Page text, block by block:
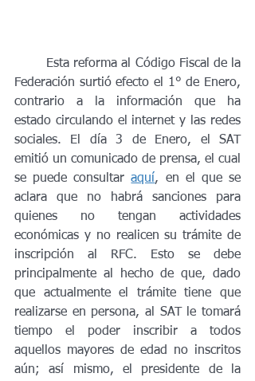
Federación surtió efecto el 1° de Enero,
contrario a la información que ha
estado circulando el internet y las redes
sociales. El día 3 de Enero, el SAT
emitió un comunicado de prensa, el cual
se puede consultar aquí, en el que se
aclara que no habrá sanciones para
quienes no tengan actividades
económicas y no realicen su trámite de
inscripción al RFC. Esto se debe
principalmente al hecho de que, dado
que actualmente el trámite tiene que
realizarse en persona, al SAT le tomará
tiempo el poder inscribir a todos
aquellos mayores de edad no inscritos
aún; así mismo, el presidente de la